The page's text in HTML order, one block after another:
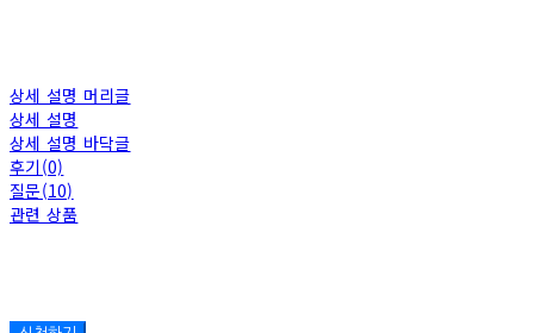
상세 설명 머리글
상세 설명
상세 설명 바닥글
후기(0)
질문(10)
관련 상품